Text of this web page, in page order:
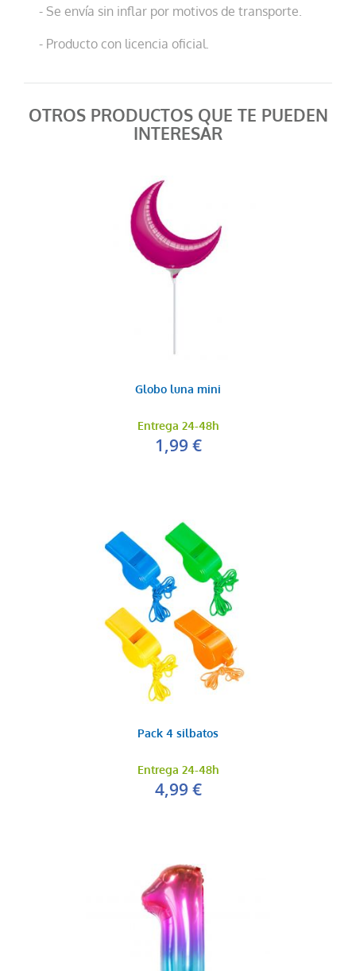
- Se envía sin inflar por motivos de transporte.
- Producto con licencia oficial.
OTROS PRODUCTOS QUE TE PUEDEN
INTERESAR
Globo luna mini
Entrega 24-48h
1,99 €
Pack 4 silbatos
Entrega 24-48h
4,99 €